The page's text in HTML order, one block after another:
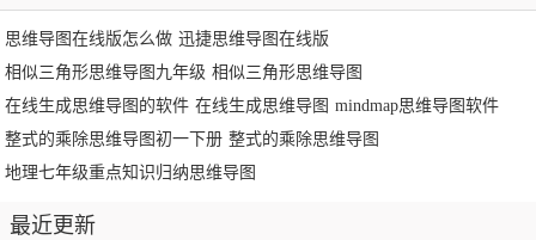
思维导图在线版怎么做 迅捷思维导图在线版
相似三角形思维导图九年级 相似三角形思维导图
在线生成思维导图的软件 在线生成思维导图 mindmap思维导图软件
整式的乘除思维导图初一下册 整式的乘除思维导图
地理七年级重点知识归纳思维导图
最近更新